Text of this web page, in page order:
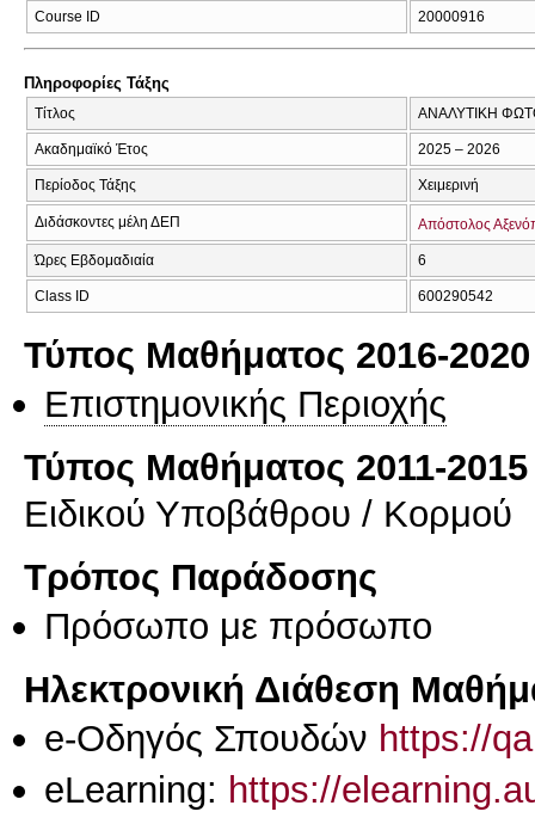
Course ID 20000916
Πληροφορίες Τάξης
Τίτλος ΑΝΑΛΥΤΙΚΗ
Ακαδημαϊκό Έτος 2025 – 2026
Περίοδος Τάξης Χειμερινή
Διδάσκοντες μέλη ΔΕΠ Απόστολος
Ώρες Εβδομαδιαία 6
Class ID 600290542
Τύπος Μαθήματος 2016-2020
Επιστημονικής Περιοχής
Τύπος Μαθήματος 2011-2015
Ειδικού Υποβάθρου / Κορμού
Τρόπος Παράδοσης
Πρόσωπο με πρόσωπο
Ηλεκτρονική Διάθεση
e-Οδηγός Σπουδών https://
eLearning: https://